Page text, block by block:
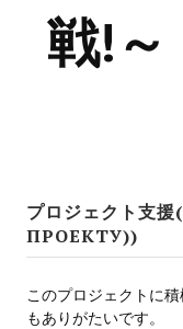
Работы Alexandra10
Apella CBBE SSE
Apella 2.0 CBBE
Kitana CBBE SSE
Nekomimi
New Light Skyrim SE
戦!
プロジェクト支
ПРОЕКТУ))
このプロジェクトに
もありがたいです。